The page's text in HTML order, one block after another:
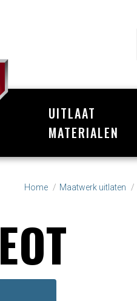
UITLAAT
MATERIALEN
Home Maatwerk uitlaten